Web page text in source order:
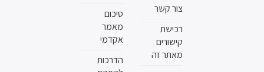
צור קשר
רכישת
קישורים
מאתר זה
סיכום
מאמר
אקדמי
הדרכות